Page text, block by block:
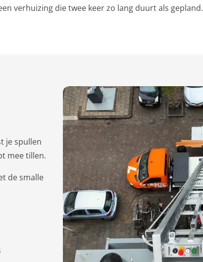
verhuizing die twee keer zo lang duurt als gepland.
je spullen
mee tillen.
de smalle